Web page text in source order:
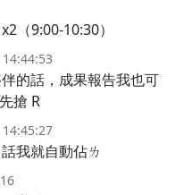
（9:00-10:30）
的話，成果報告我也可
搶 R
我就自動佔ㄌ